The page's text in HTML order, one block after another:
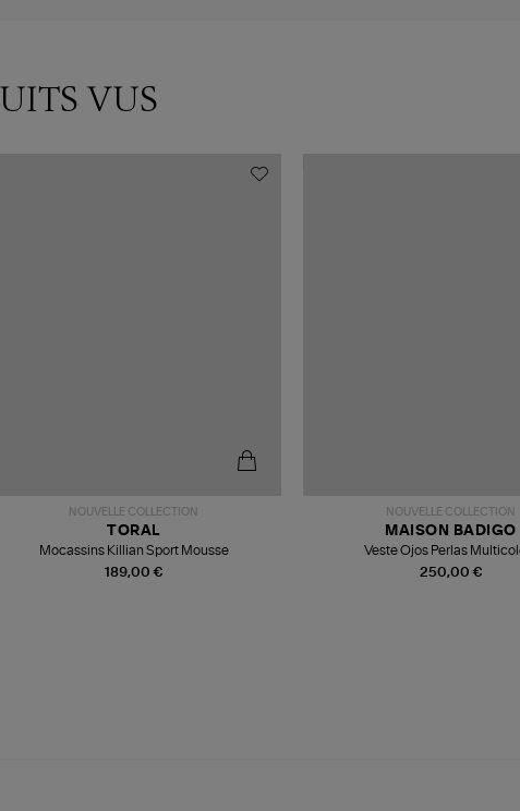
VUS
NOUVELLE COLLECTION
189,00 €
TORAL
Mocassins Killian Sport Mousse
NOUVELLE COLLECTION
250,00 €
MAISON BADIGO
Veste Ojos Perlas